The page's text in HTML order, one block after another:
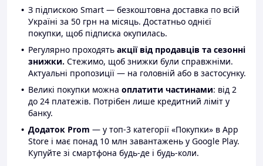
З підпискою Smart — безкоштовна доставка по всій
Україні за 50 грн на місяць. Достатньо однієї
покупки, щоб підписка окупилась.
Регулярно проходять акції від продавців та сезонні
знижки. Стежимо, щоб знижки були справжніми.
Актуальні пропозиції — на головній або в застосунку.
Великі покупки можна оплатити частинами: від 2
до 24 платежів. Потрібен лише кредитний ліміт у
банку.
Додаток Prom — у топ-3 категорії «Покупки» в App
Store і має понад 10 млн завантажень у Google Play.
Купуйте зі смартфона будь-де і будь-коли.